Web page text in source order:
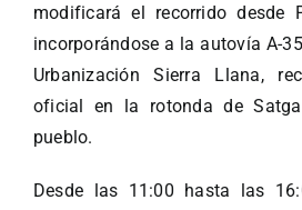
modificará el recorrido desde
incorporándose a la autovía A-
Urbanización Sierra Llana,
oficial en la rotonda de
pueblo.
Desde las 11:00 hasta las